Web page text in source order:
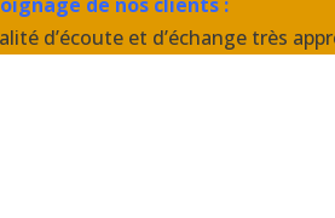
d’écoute et d’échange très